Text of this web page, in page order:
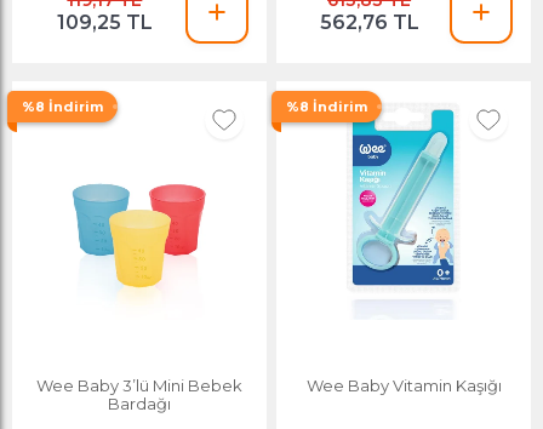
109,25 TL 562,76 TL
%8 İndirim
Wee Baby 3’lü Mini Bebek
Bardağı
%8 İndirim
Wee Baby Vitamin Kaşığı